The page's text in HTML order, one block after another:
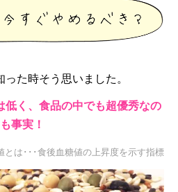
た時そう思いました。
低く、食品の中でも超優秀なの
も事実！
とは･･･食後血糖値の上昇度を示す指標